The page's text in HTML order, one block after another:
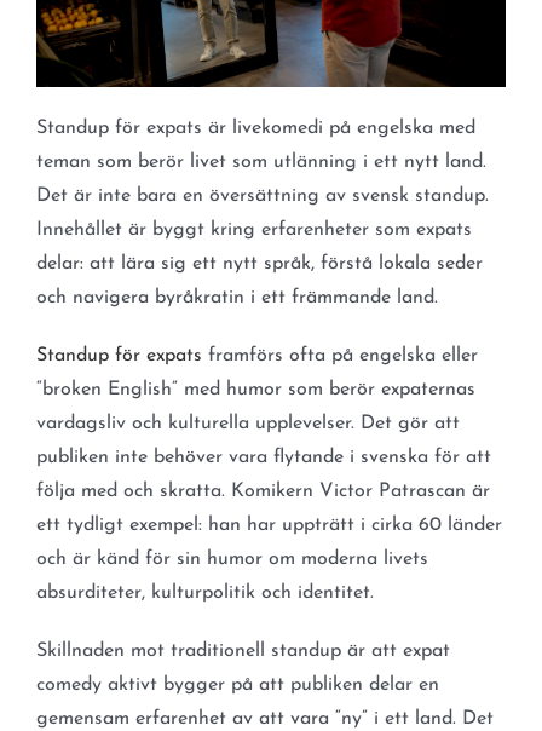
Standup för expats är livekomedi på engelska med
teman som berör livet som utlänning i ett nytt land.
Det är inte bara en översättning av svensk standup.
Innehållet är byggt kring erfarenheter som expats
delar: att lära sig ett nytt språk, förstå lokala seder
och navigera byråkratin i ett främmande land.
Standup för expats framförs ofta på engelska eller
“broken English” med humor som berör expaternas
vardagsliv och kulturella upplevelser. Det gör att
publiken inte behöver vara flytande i svenska för att
följa med och skratta. Komikern Victor Patrascan är
ett tydligt exempel: han har uppträtt i cirka 60 länder
och är känd för sin humor om moderna livets
absurditeter, kulturpolitik och identitet.
Skillnaden mot traditionell standup är att expat
comedy aktivt bygger på att publiken delar en
gemensam erfarenhet av att vara “ny” i ett land. Det